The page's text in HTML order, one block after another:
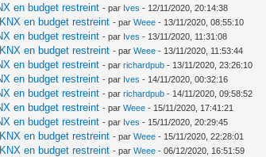
en budget restreint - par Ives - 12/11/2020, 20:14:38
en budget restreint - parWeee - 13/11/2020, 08:55:10
en budget restreint - par Ives - 13/11/2020, 11:31:08
en budget restreint - parWeee - 13/11/2020, 11:53:44
en budget restreint - parrichardpub - 13/11/2020, 23:26:10
en budget restreint - par Ives - 14/11/2020, 00:32:16
en budget restreint - parrichardpub - 14/11/2020, 09:58:52
en budget restreint - parWeee - 15/11/2020, 17:41:21
en budget restreint - par Ives - 15/11/2020, 20:29:45
en budget restreint - parWeee - 15/11/2020, 22:28:01
en budget restreint - parWeee - 06/12/2020, 16:51:59